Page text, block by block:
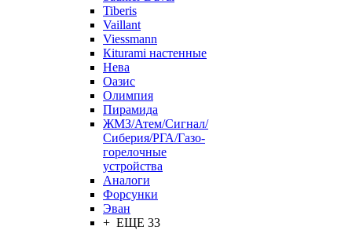
Tiberis
Vaillant
Viessmann
Кiturami настенные
Нева
Оазис
Олимпия
Пирамида
ЖМЗ/Атем/Сигнал/
Сиберия/РГА/Газо-
горелочные
устройства
Aналоги
Форсунки
Эван
+ ЕЩЕ 33